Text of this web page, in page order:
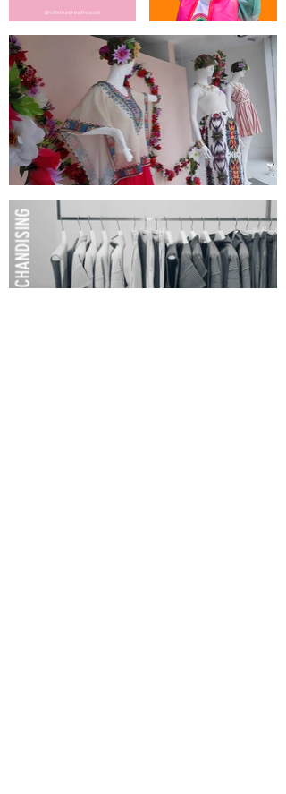
VISUAL MERCHANDISING